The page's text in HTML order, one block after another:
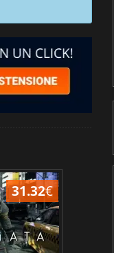
31.32€